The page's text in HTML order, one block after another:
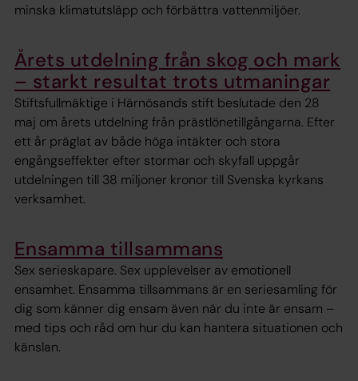
minska klimatutsläpp och förbättra vattenmiljöer.
Årets utdelning från skog och mark
– starkt resultat trots utmaningar
Stiftsfullmäktige i Härnösands stift beslutade den 28
maj om årets utdelning från prästlönetillgångarna. Efter
ett år präglat av både höga intäkter och stora
engångseffekter efter stormar och skyfall uppgår
utdelningen till 38 miljoner kronor till Svenska kyrkans
verksamhet.
Ensamma tillsammans
Sex serieskapare. Sex upplevelser av emotionell
ensamhet. Ensamma tillsammans är en seriesamling för
dig som känner dig ensam även när du inte är ensam –
med tips och råd om hur du kan hantera situationen och
känslan.